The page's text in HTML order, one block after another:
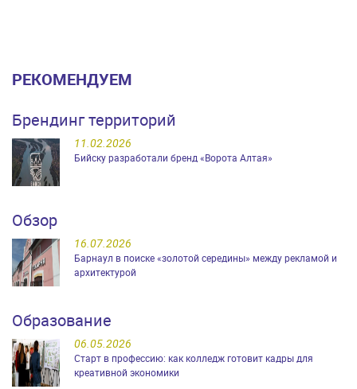
РЕКОМЕНДУЕМ
Брендинг территорий
11.02.2026
Бийску разработали бренд «Ворота Алтая»
Обзор
16.07.2026
Барнаул в поиске «золотой середины» между рекламой и
архитектурой
Образование
06.05.2026
Старт в профессию: как колледж готовит кадры для
креативной экономики